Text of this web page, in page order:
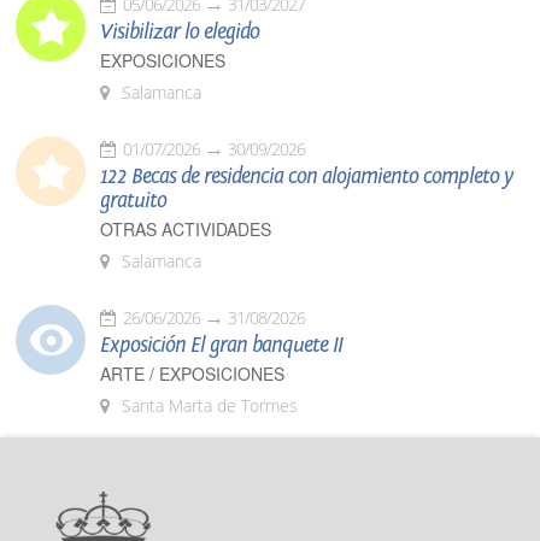
Visibilizar lo elegido
EXPOSICIONES
Salamanca
01/07/2026 30/09/2026
122 Becas de residencia con alojamiento completo y
gratuito
OTRAS ACTIVIDADES
Salamanca
26/06/2026 31/08/2026
Exposición El gran banquete II
ARTE / EXPOSICIONES
Santa Marta de Tormes